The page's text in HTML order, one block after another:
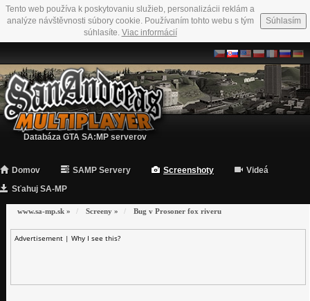
Tento web používa k poskytovaniu služieb, personalizácii reklám a
analýze návštěvnosti súbory cookie. Používaním tohto webu s tým
súhlasíte. Viac informácií
Súhlasím
Databáza GTA SA:MP serverov
Domov SAMP Servery Screenshoty
Videá
Sťahuj SA-MP
www.sa-mp.sk » Screeny » Bug v Prosoner fox riveru
Advertisement | Why I see this?